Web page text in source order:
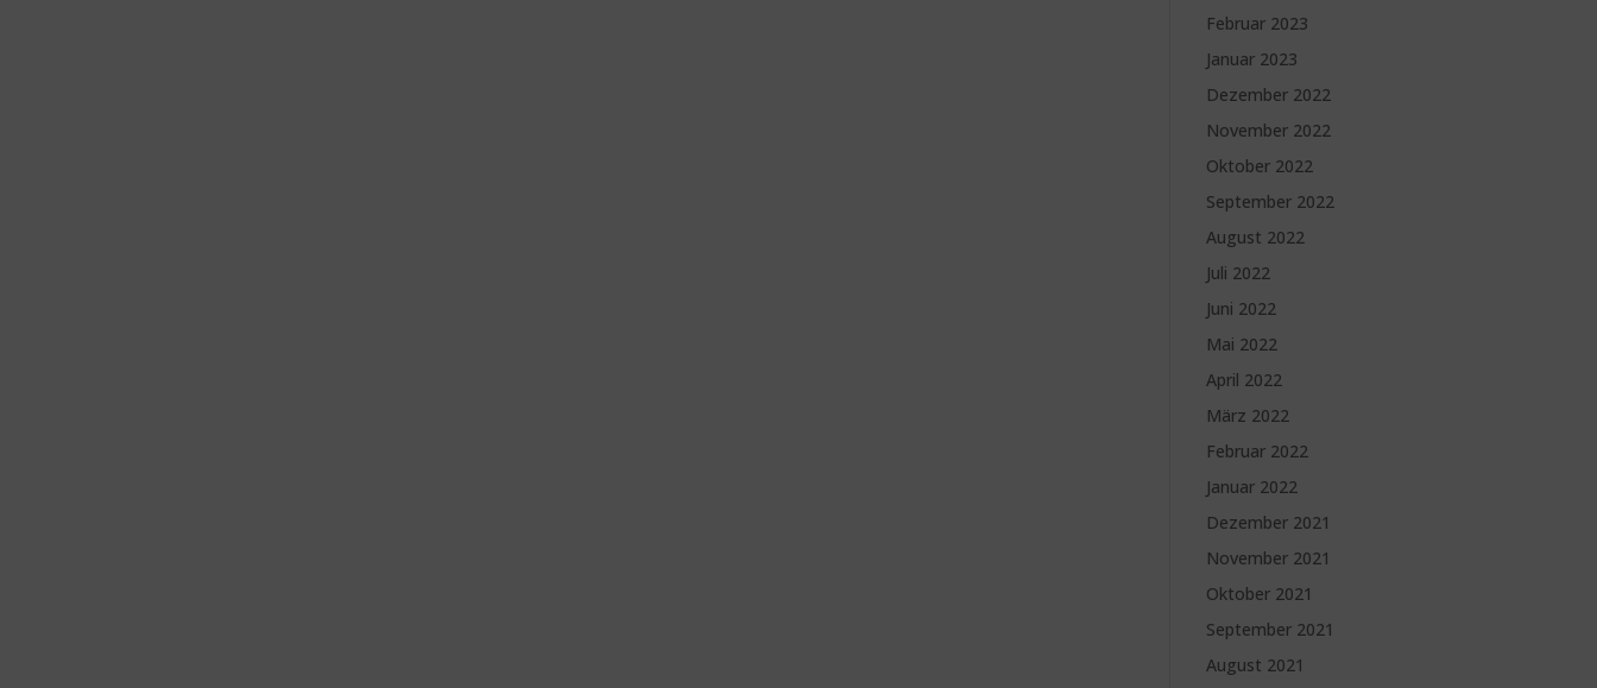
Februar 2023
Januar 2023
Dezember 2022
November 2022
Oktober 2022
September 2022
August 2022
Juli 2022
Juni 2022
Mai 2022
April 2022
März 2022
Februar 2022
Januar 2022
Dezember 2021
November 2021
Oktober 2021
September 2021
August 2021